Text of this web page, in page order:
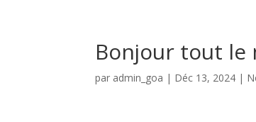
Bonjour tout le
par admin_goa | Déc 13, 2024 |